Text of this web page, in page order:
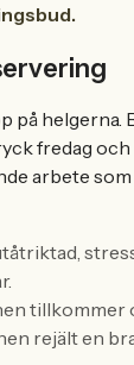
på helgerna.
fredag och
arbete som
tillkommer
rejält en